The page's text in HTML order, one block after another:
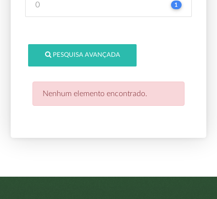
0 1
PESQUISA AVANÇADA
Nenhum elemento encontrado.